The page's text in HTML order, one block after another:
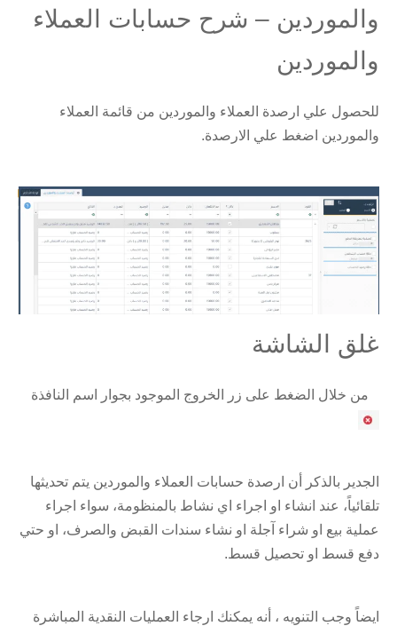
والموردين – شرح حسابات العملاء
والموردين
للحصول علي ارصدة العملاء والموردين من قائمة العملاء
والموردين اضغط علي الارصدة.
غلق الشاشة
من خلال الضغط على زر الخروج الموجود بجوار اسم النافذة
الجدير بالذكر أن ارصدة حسابات العملاء والموردين يتم تحديثها
تلقائياً، عند انشاء او اجراء اي نشاط بالمنظومة، سواء اجراء
عملية بيع او شراء آجلة او نشاء سندات القبض والصرف، او حتي
دفع قسط او تحصيل قسط.
ايضاً وجب التنويه ، أنه يمكنك ارجاء العمليات النقدية المباشرة